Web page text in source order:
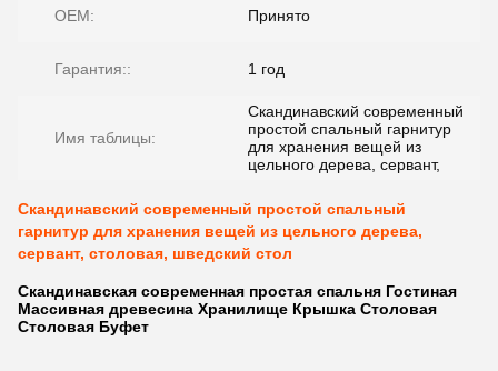
OEM: Принято
Гарантия:: 1 год
Имя таблицы:
Скандинавский современный
простой спальный гарнитур
для хранения вещей из
цельного дерева, сервант,
Скандинавский современный простой спальный
гарнитур для хранения вещей из цельного дерева,
сервант, столовая, шведский стол
Скандинавская современная простая спальня Гостиная
Массивная древесина Хранилище Крышка Столовая
Столовая Буфет